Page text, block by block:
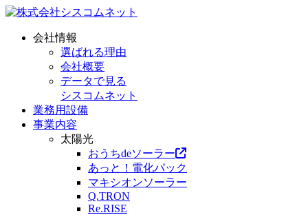
会社情報
選ばれる理由
会社概要
データで見る
シスコムネット
業務用設備
事業内容
太陽光
おうちdeソーラー
あっと！電化パック
マキシオンソーラー
Q.TRON
Re.RISE